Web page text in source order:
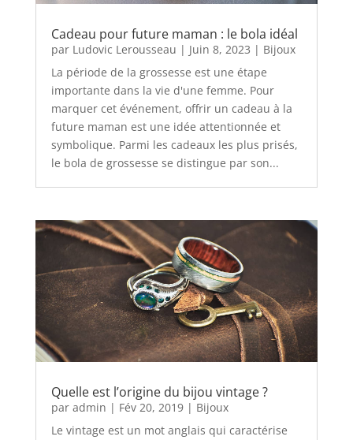
Cadeau pour future maman : le bola idéal
par Ludovic Lerousseau | Juin 8, 2023 | Bijoux
La période de la grossesse est une étape
importante dans la vie d'une femme. Pour
marquer cet événement, offrir un cadeau à la
future maman est une idée attentionnée et
symbolique. Parmi les cadeaux les plus prisés,
le bola de grossesse se distingue par son...
Quelle est l’origine du bijou vintage ?
par admin | Fév 20, 2019| Bijoux
Le vintage est un mot anglais qui caractérise